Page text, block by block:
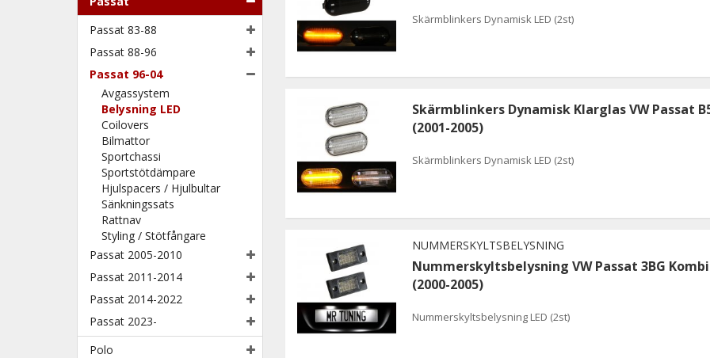
Passat 83-88
Passat 88-96
Passat 96-04
Avgassystem
Belysning LED
Coilovers
Bilmattor
Sportchassi
Sportstötdämpare
Hjulspacers / Hjulbultar
Sänkningssats
Rattnav
Styling / Stötfångare
Passat 2005-2010
Passat 2011-2014
Passat 2014-2022
Passat 2023-
Polo
Skärmblinkers Dynamisk LED (2st)
Skärmblinkers Dynamisk Klarglas VW Passat
(2001-2005)
Skärmblinkers Dynamisk LED (2st)
NUMMERSKYLTSBELYSNING
Nummerskyltsbelysning VW Passat 3BG Kombi
(2000-2005)
Nummerskyltsbelysning LED (2st)